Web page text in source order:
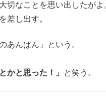
切なことを思い出したが
差し出す。
あんぱん」という。
かと思った！」 と笑う。